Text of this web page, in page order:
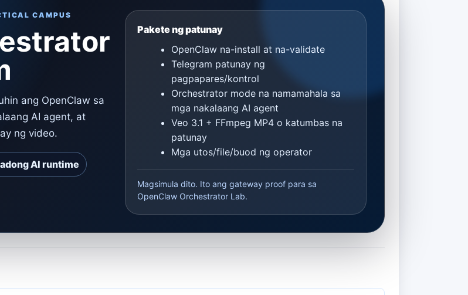
CAMPUS
ang OpenClaw sa
AI agent, at
ng video.
AI runtime
Pakete ng patunay
OpenClaw na-install at na-validate
Telegram patunay ng
pagpapares/kontrol
Orchestrator mode na namamahala sa
mga nakalaang AI agent
Veo 3.1 + FFmpeg MP4 o katumbas na
patunay
Mga utos/file/buod ng operator
Magsimula dito. Ito ang gateway proof para sa
OpenClaw Orchestrator Lab.